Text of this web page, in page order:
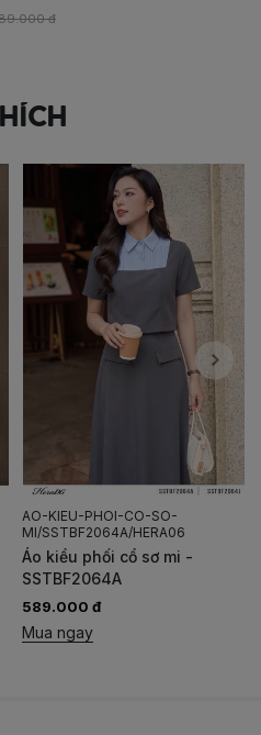
đ
AO-KIEU-PHOI-CO-SO-
MI/SSTBF2064A/HERA06
Áo kiểu phối cổ sơ mi -
SSTBF2064A
589.000 đ
Mua ngay